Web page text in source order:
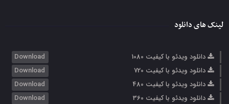
لینک های دانلود
دانلود ویدئو با کیفیت 1080
Download
دانلود ویدئو با کیفیت 720
Download
دانلود ویدئو با کیفیت 480
Download
دانلود ویدئو با کیفیت 360
Download